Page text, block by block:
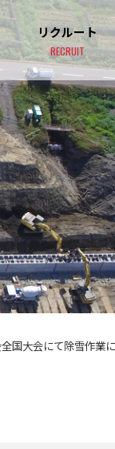
リクルート
RECRUIT
国大会にて除雪作業